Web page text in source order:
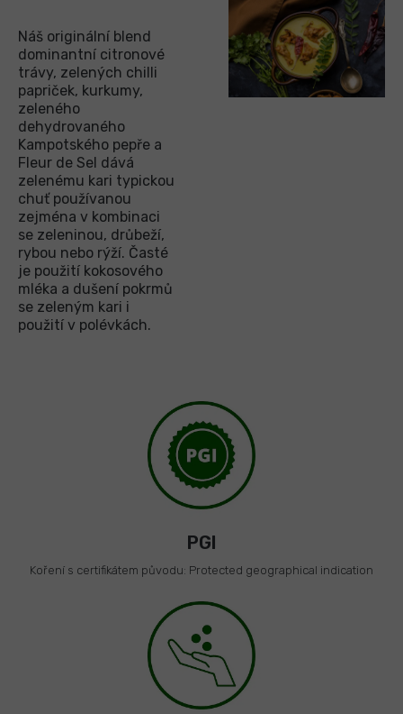
Náš originální blend
dominantní citronové
trávy, zelených chilli
papriček, kurkumy,
zeleného
dehydrovaného
Kampotského pepře a
Fleur de Sel dává
zelenému kari typickou
chuť používanou
zejména v kombinaci
se zeleninou, drůbeží,
rybou nebo rýží. Časté
je použití kokosového
mléka a dušení pokrmů
se zeleným kari i
použití v polévkách.
PGI
Koření s certifikátem původu: Protected geographical indication